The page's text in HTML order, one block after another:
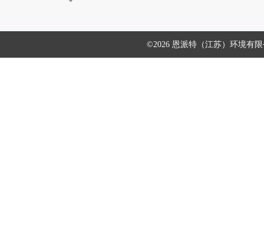
©2026 恩派特（江苏）环境有